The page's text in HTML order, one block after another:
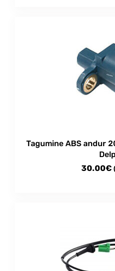
Tagumine ABS andur
30.00€